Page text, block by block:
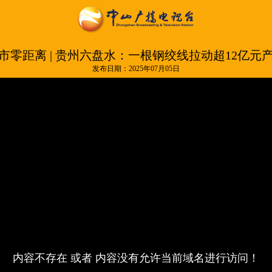
零距离 | 贵州六盘水：一根钢绞线拉动超12亿元
发布日期：2025年07月05日